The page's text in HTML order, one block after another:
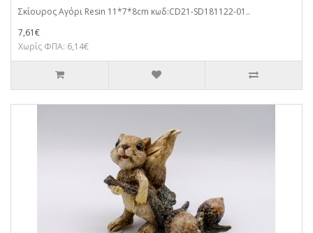
Σκίουρος Αγόρι Resin 11*7*8cm κωδ:CD21-SD181122-01..
7,61€
Χωρίς ΦΠΑ: 6,14€